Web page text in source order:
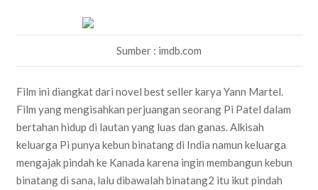
Sumber : imdb.com
Film ini diangkat dari novel best seller karya Yann Martel.
Film yang mengisahkan perjuangan seorang Pi Patel dalam
bertahan hidup di lautan yang luas dan ganas. Alkisah
keluarga Pi punya kebun binatang di India namun keluarga
mengajak pindah ke Kanada karena ingin membangun kebun
binatang di sana, lalu dibawalah binatang2 itu ikut pindah